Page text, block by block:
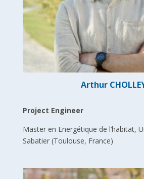
Arthur
Project Engineer
Master en Energétique de l’habitat,
Sabatier (Toulouse, France)